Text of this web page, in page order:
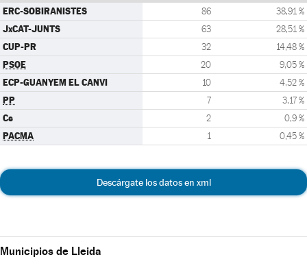
ERC-SOBIRANISTES 86 38,91 %
JxCAT-JUNTS 63 28,51 %
CUP-PR 32 14,48 %
PSOE 20 9,05 %
ECP-GUANYEM EL CANVI 10 4,52 %
PP 7 3,17 %
Cs 2 0,9 %
PACMA 1 0,45 %
Descárgate los datos en xml
Municipios de Lleida